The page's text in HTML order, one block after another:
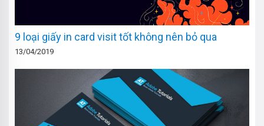
9 loại giấy in card visit tốt không nên bỏ qua
13/04/2019